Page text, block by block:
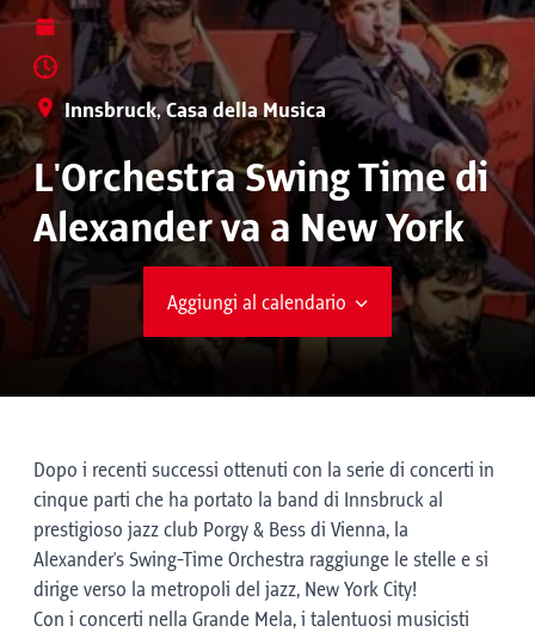
Innsbruck, Casa della Musica
L'Orchestra Swing Time di
Alexander va a New York
Aggiungi al calendario
Dopo i recenti successi ottenuti con la serie di concerti in
cinque parti che ha portato la band di Innsbruck al
prestigioso jazz club Porgy & Bess di Vienna, la
Alexander's Swing-Time Orchestra raggiunge le stelle e si
dirige verso la metropoli del jazz, New York City!
Con i concerti nella Grande Mela, i talentuosi musicisti